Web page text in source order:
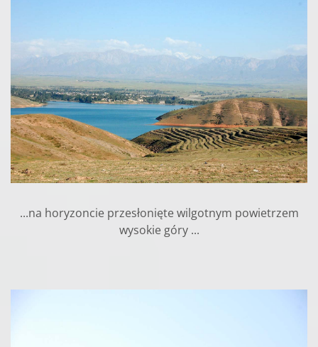
...na horyzoncie przesłonięte wilgotnym powietrzem
wysokie góry ...